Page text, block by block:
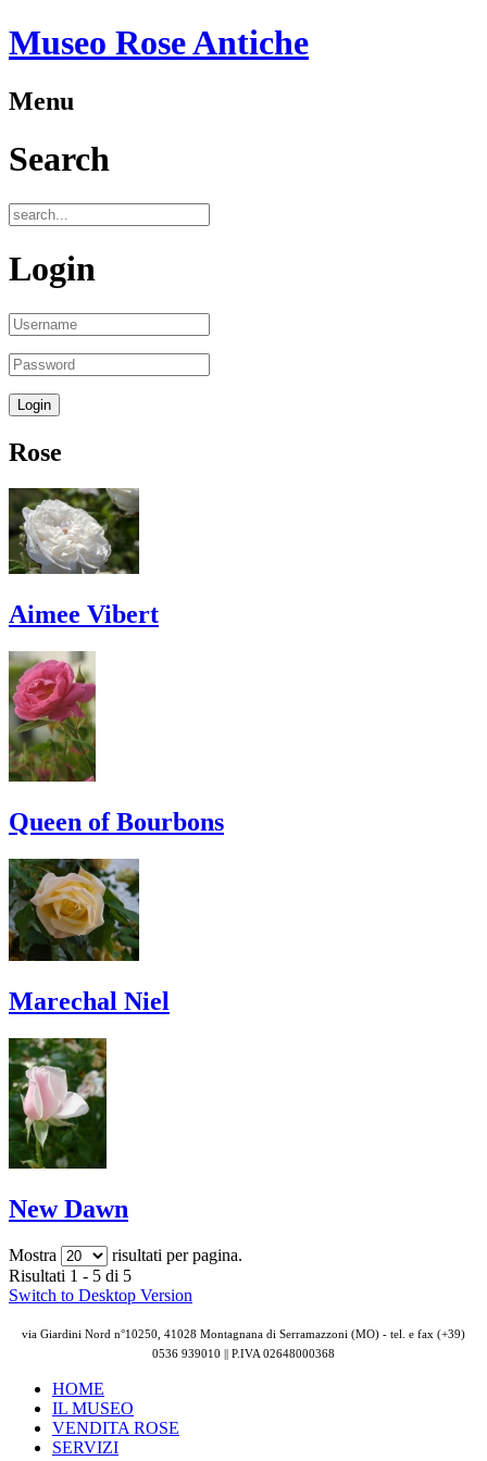
Museo Rose Antiche
Menu
Search
Login
Rose
Aimee Vibert
Queen of Bourbons
Marechal Niel
New Dawn
Mostra
risultati per pagina.
Risultati 1 - 5 di 5
Switch to Desktop Version
via Giardini Nord n°10250, 41028 Montagnana di Serramazzoni (MO) - tel. e fax (+39)
0536 939010 || P.IVA 02648000368
HOME
IL MUSEO
VENDITA ROSE
SERVIZI